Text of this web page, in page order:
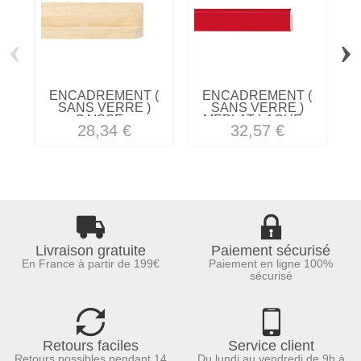
ENCADREMENT (
SANS VERRE )
CAISSE...
28,34 €
ENCADREMENT (
SANS VERRE )
MEPLAT LAQUE...
32,57 €
‹ ›
Livraison gratuite
En France à partir de 199€
Paiement sécurisé
Paiement en ligne 100%
sécurisé
Retours faciles Service client